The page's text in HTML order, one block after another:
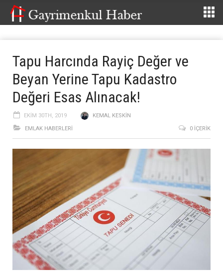
Tapu Harcında Rayiç Değer ve
Beyan Yerine Tapu Kadastro
Değeri Esas Alınacak!
EKIM 30TH, 2019
KEMAL KESKIN
EMLAK HABERLERI
0 İÇERIK